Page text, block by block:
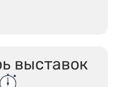
выставок